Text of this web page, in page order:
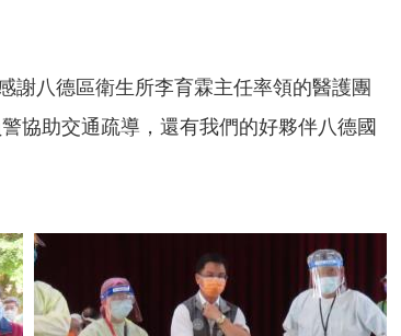
謝八德區衛生所李育霖主任率領的醫護團
協助交通疏導，還有我們的好夥伴八德國